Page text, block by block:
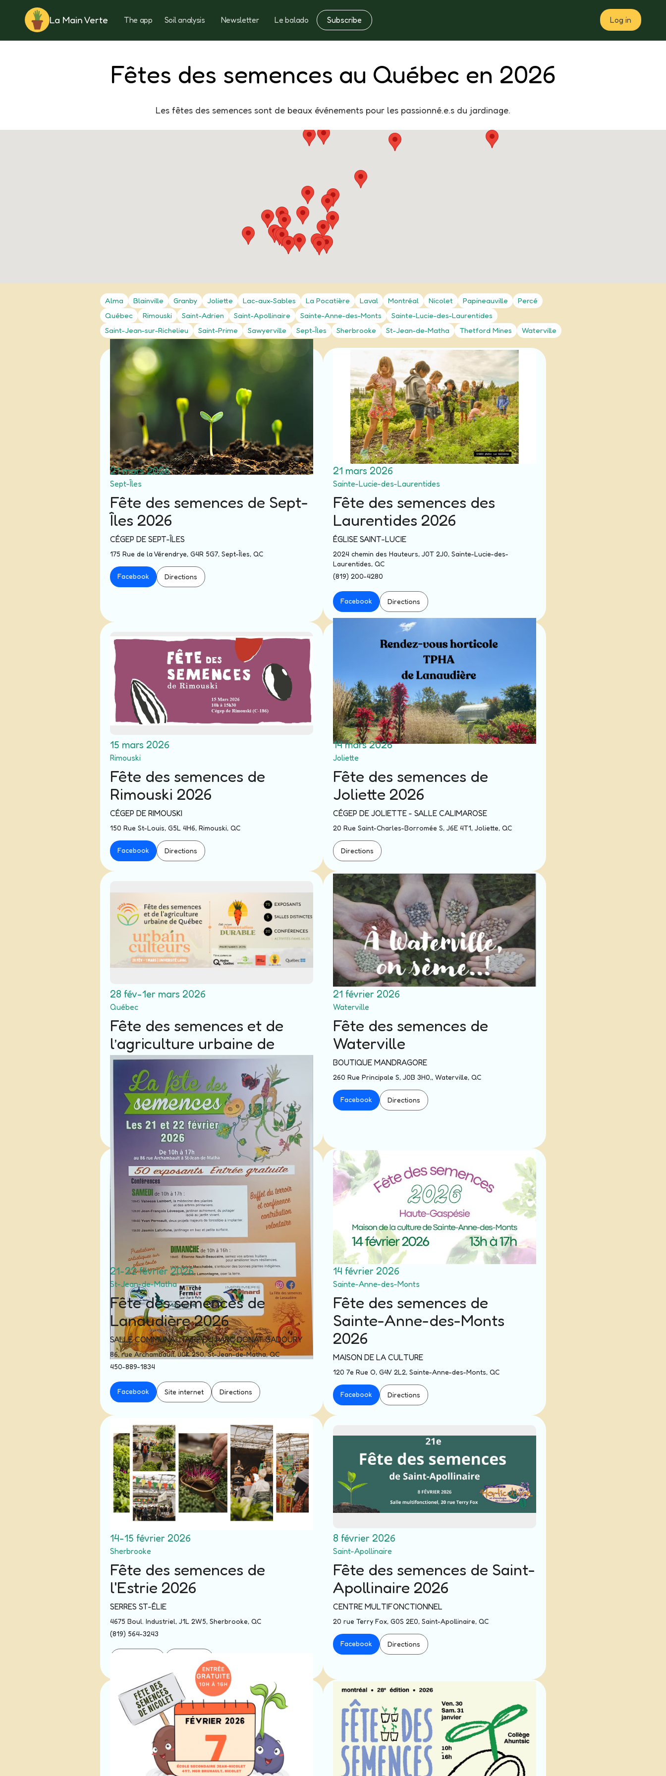
La Main Verte The app Soil analysis Newsletter Le balado Subscribe Log in
Rotation Notes Fertilisation Plan
Fêtes des semences au Québec en 2026
Les fêtes des semences sont de beaux événements pour les passionné.e.s du jardinage.
Alma Blainville Granby Joliette Lac-aux-Sables La Pocatière Laval Montréal Nicolet Papineauville
Percé
Québec
Rimouski Saint-Adrien Saint-Apollinaire Sainte-Anne-des-Monts
Sainte-Lucie-des-Laurentides
Saint-Jean-sur-Richelieu
Saint-Prime Sawyerville Sept-Îles Sherbrooke St-Jean-de-Matha Thetford Mines Waterville
21 mars 2026
Sept-Îles
Fête des semences de Sept-
Îles 2026
CÉGEP DE SEPT-ÎLES
175 Rue de la Vérendrye, G4R 5G7, Sept-Îles, QC
Facebook Directions
21 mars 2026
Sainte-Lucie-des-Laurentides
Fête des semences des
Laurentides 2026
ÉGLISE SAINT-LUCIE
2024 chemin des Hauteurs, J0T 2J0, Sainte-Lucie-des-
Laurentides, QC
(819) 200-4280
Facebook Directions
15 mars 2026
Rimouski
Fête des semences de
Rimouski 2026
CÉGEP DE RIMOUSKI
150 Rue St-Louis, G5L 4H6, Rimouski, QC
Facebook Directions
14 mars 2026
Joliette
Fête des semences de
Joliette 2026
CÉGEP DE JOLIETTE - SALLE CALIMAROSE
20 Rue Saint-Charles-Borromée S, J6E 4T1, Joliette, QC
Directions
28 fév-1er mars 2026
Québec
Fête des semences et de
l’agriculture urbaine de
Québec 2026
PAVILLON ALPHONSE-DESJARDINS DE L’UNIVERSITÉ
LAVAL
2325 Rue de l'Université, G1V 0A6, Québec, QC
Facebook Site internet Directions
21 février 2026
Waterville
Fête des semences de
Waterville
BOUTIQUE MANDRAGORE
260 Rue Principale S, J0B 3H0,, Waterville, QC
Facebook Directions
21-22 février 2026
St-Jean-de-Matha
Fête des semences de
Lanaudière 2026
SALLE COMMUNAUTAIRE DU PARC DONAT GADOURY
86, rue Archambault, J0K 2S0, St-Jean-de-Matha, QC
450-889-1834
Facebook Site internet Directions
14 février 2026
Sainte-Anne-des-Monts
Fête des semences de
Sainte-Anne-des-Monts
2026
MAISON DE LA CULTURE
120 7e Rue O, G4V 2L2, Sainte-Anne-des-Monts, QC
Facebook Directions
14-15 février 2026
Sherbrooke
Fête des semences de
l'Estrie 2026
SERRES ST-ÉLIE
4675 Boul. Industriel, J1L 2W5, Sherbrooke, QC
(819) 564-3243
8 février 2026
Saint-Apollinaire
Fête des semences de Saint-
Apollinaire 2026
CENTRE MULTIFONCTIONNEL
20 rue Terry Fox, G0S 2E0, Saint-Apollinaire, QC
Facebook Directions